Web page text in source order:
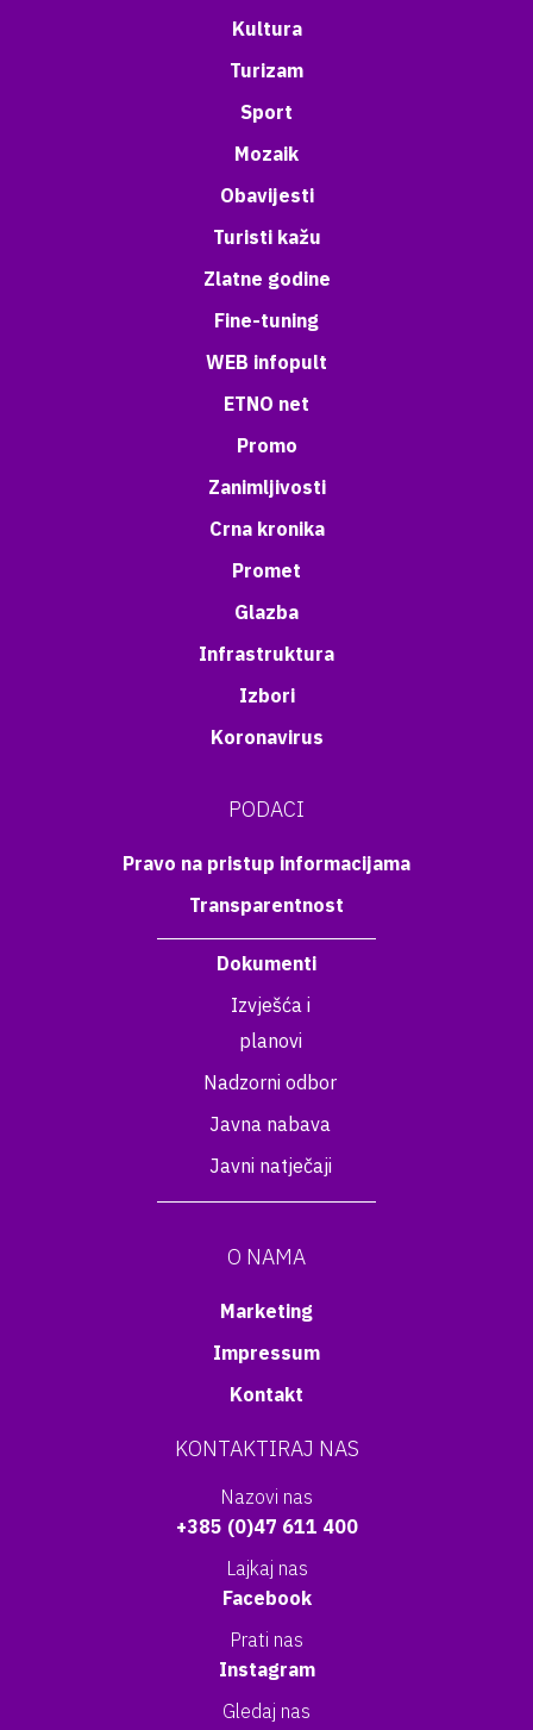
Kultura
Turizam
Sport
Mozaik
Obavijesti
Turisti kažu
Zlatne godine
Fine-tuning
WEB infopult
ETNO net
Promo
Zanimljivosti
Crna kronika
Promet
Glazba
Infrastruktura
Izbori
Koronavirus
PODACI
Pravo na pristup informacijama
Transparentnost
Dokumenti
Izvješća i
planovi
Nadzorni odbor
Javna nabava
Javni natječaji
O NAMA
Marketing
Impressum
Kontakt
KONTAKTIRAJ NAS
Nazovi nas
+385 (0)47 611 400
Lajkaj nas
Facebook
Prati nas
Instagram
Gledaj nas